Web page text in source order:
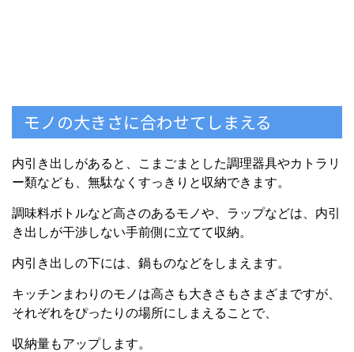
モノの大きさに合わせてしまえる
内引き出しがあると、こまごまとした調理器具やカトラリ
ー類なども、無駄なくすっきりと収納できます。
調味料ボトルなど高さのあるモノや、ラップなどは、内引
き出しが干渉しない手前側に立てて収納。
内引き出しの下には、鍋ものなどをしまえます。
キッチンまわりのモノは高さも大きさもさまざまですが、
それぞれをぴったりの場所にしまえることで、
収納量もアップします。